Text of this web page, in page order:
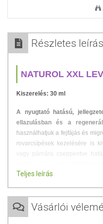
Részletes leírás
NATUROL XXL
Kiszerelés: 30 ml
A nyugtató hatású,
ellazulásban és a
használhatjuk a fejfájás és
rovarcsípések kezelésére is
vagy párnára cseppentve
hatású, valamint kitűnő
párologtatáshoz
Teljes leírás
Vásárlói